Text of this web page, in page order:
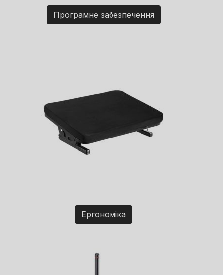
Програмне забезпечення
Ергономіка